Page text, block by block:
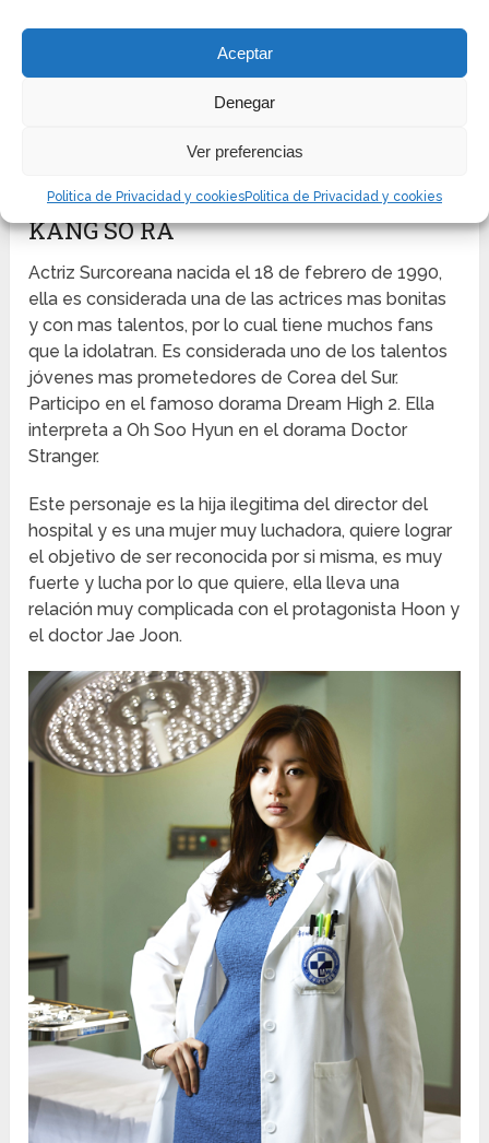
Aceptar
Denegar
Ver preferencias
Politica de Privacidad y cookiesPolitica de Privacidad y cookies
El interpreta a Han Jae Joon y Lee Seung Hoo en el
dorama Doctor Stranger, aquí el tiene una constante
rivalidad con Hoon por demostrar quien es el mejor
complicada con la hija ilegitima del director del
KANG SO RA
Actriz Surcoreana nacida el 18 de febrero de 1990,
ella es considerada una de las actrices mas bonitas
y con mas talentos, por lo cual tiene muchos fans
que la idolatran. Es considerada uno de los talentos
jóvenes mas prometedores de Corea del Sur.
Participo en el famoso dorama Dream High 2. Ella
interpreta a Oh Soo Hyun en el dorama Doctor
Stranger.
Este personaje es la hija ilegitima del director del
hospital y es una mujer muy luchadora, quiere lograr
el objetivo de ser reconocida por si misma, es muy
fuerte y lucha por lo que quiere, ella lleva una
relación muy complicada con el protagonista Hoon y
el doctor Jae Joon.